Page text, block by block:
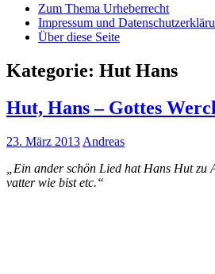
Zum Thema Urheberrecht
Impressum und
Über diese Seite
Kategorie: Hut Hans
Hut, Hans – Gottes
23. März 2013 Andreas
„Ein ander schön Lied hat Hans Hut
vatter wie bist etc.“